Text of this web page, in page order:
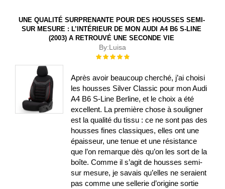
UNE QUALITÉ SURPRENANTE POUR DES HOUSSES SEMI-
SUR MESURE : L’INTÉRIEUR DE MON AUDI A4 B6 S-LINE
(2003) A RETROUVÉ UNE SECONDE VIE
By:Luisa
Évaluation :
Après avoir beaucoup cherché, j’ai choisi
les housses Silver Classic pour mon Audi
A4 B6 S-Line Berline, et le choix a été
excellent. La première chose à souligner
est la qualité du tissu : ce ne sont pas des
housses fines classiques, elles ont une
épaisseur, une tenue et une résistance
que l’on remarque dès qu’on les sort de la
boîte. Comme il s’agit de housses semi-
sur mesure, je savais qu’elles ne seraient
pas comme une sellerie d’origine sortie